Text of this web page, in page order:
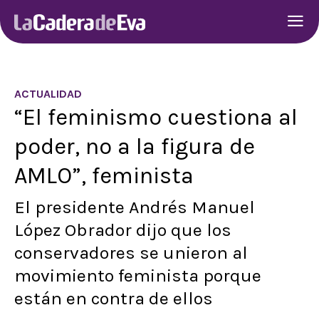
ACTUALIDAD
“El feminismo cuestiona al
poder, no a la figura de
AMLO”, feminista
El presidente Andrés Manuel
López Obrador dijo que los
conservadores se unieron al
movimiento feminista porque
están en contra de ellos